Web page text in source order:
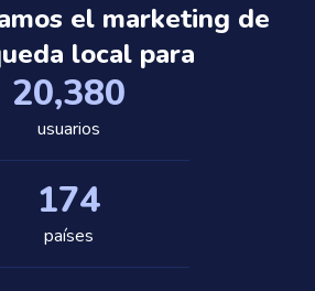
el marketing de
local para
20,389
usuarios
175
países